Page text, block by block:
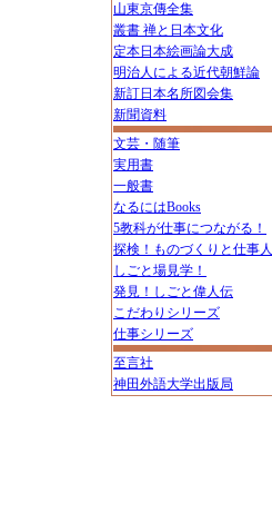
山東京傳全集
叢書 禅と日本文化
定本日本絵画論大成
明治人による近代朝鮮論
新訂日本名所図会集
新聞資料
文芸・随筆
実用書
一般書
なるにはBooks
5教科が仕事につながる！
探検！ものづくりと仕事人
しごと場見学！
発見！しごと偉人伝
こだわりシリーズ
仕事シリーズ
至言社
神田外語大学出版局